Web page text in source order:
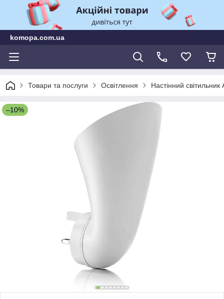
komopa.com.ua
Товари та послуги Освітлення Настінний
–10%